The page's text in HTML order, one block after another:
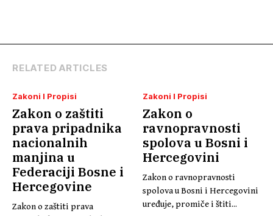
RELATED ARTICLES
Zakoni I Propisi
Zakon o zaštiti
prava pripadnika
nacionalnih
manjina u
Federaciji Bosne i
Hercegovine
Zakon o zaštiti prava
Zakoni I Propisi
Zakon o
ravnopravnosti
spolova u Bosni i
Hercegovini
Zakon o ravnopravnosti
spolova u Bosni i Hercegovini
uređuje, promiče i štiti...